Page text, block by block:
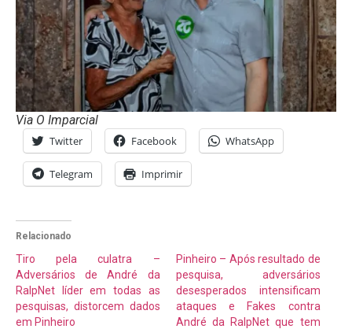
Via O Imparcial
Twitter Facebook WhatsApp
Telegram Imprimir
Relacionado
Tiro pela culatra –
Adversários de André da
RalpNet líder em todas as
pesquisas, distorcem dados
em Pinheiro
Pinheiro – Após resultado de
pesquisa, adversários
desesperados intensificam
ataques e Fakes contra
André da RalpNet que tem